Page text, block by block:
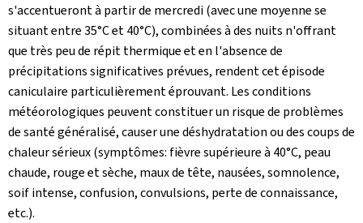
s'accentueront à partir de mercredi (avec une moyenne se
situant entre 35°C et 40°C), combinées à des nuits n'offrant
que très peu de répit thermique et en l'absence de
précipitations significatives prévues, rendent cet épisode
caniculaire particulièrement éprouvant. Les conditions
météorologiques peuvent constituer un risque de problèmes
de santé généralisé, causer une déshydratation ou des coups de
chaleur sérieux (symptômes: fièvre supérieure à 40°C, peau
chaude, rouge et sèche, maux de tête, nausées, somnolence,
soif intense, confusion, convulsions, perte de connaissance,
etc.).